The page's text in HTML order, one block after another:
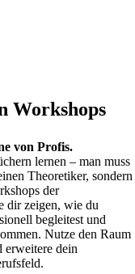
Workshops
von Profis.
lernen – man muss
Theoretiker, sondern
der
dir zeigen, wie du
begleitest und
Nutze den Raum
erweitere dein
.